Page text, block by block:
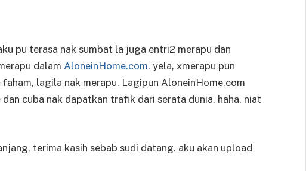
pu terasa nak sumbat la juga entri2 merapu dan
dalam AloneinHome.com. yela, xmerapu pun
lagila nak merapu. Lagipun AloneinHome.com
dan cuba nak dapatkan trafik dari serata dunia. haha. niat
terima kasih sebab sudi datang. aku akan upload